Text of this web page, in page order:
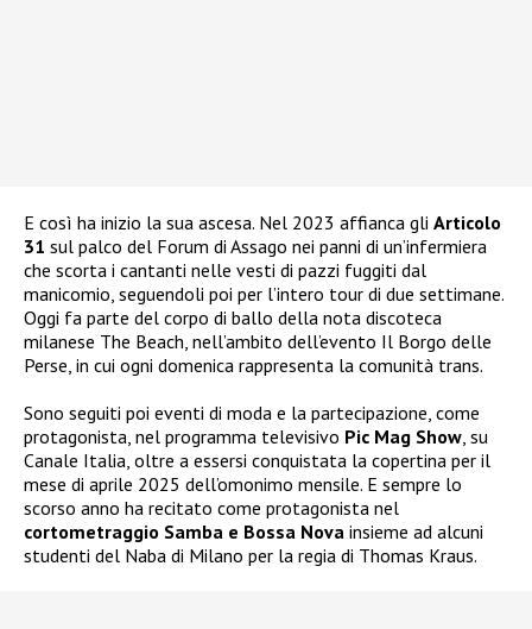
E così ha inizio la sua ascesa. Nel 2023 affianca gli Articolo
31 sul palco del Forum di Assago nei panni di un’infermiera
che scorta i cantanti nelle vesti di pazzi fuggiti dal
manicomio, seguendoli poi per l’intero tour di due settimane.
Oggi fa parte del corpo di ballo della nota discoteca
milanese The Beach, nell’ambito dell’evento Il Borgo delle
Perse, in cui ogni domenica rappresenta la comunità trans.
Sono seguiti poi eventi di moda e la partecipazione, come
protagonista, nel programma televisivo Pic Mag Show, su
Canale Italia, oltre a essersi conquistata la copertina per il
mese di aprile 2025 dell’omonimo mensile. E sempre lo
scorso anno ha recitato come protagonista nel
cortometraggio Samba e Bossa Nova insieme ad alcuni
studenti del Naba di Milano per la regia di Thomas Kraus.